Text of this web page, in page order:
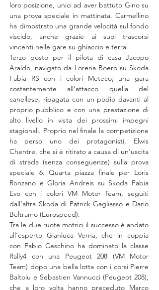
loro posizione, unici ad aver battuto Gino su
una prova speciale in mattinata. Carmellino
ha dimostrato una grande velocità sul fondo
viscido, anche grazie ai suoi trascorsi
vincenti nelle gare su ghiaccio e terra.
Terzo posto per il pilota di casa Jacopo
Araldo, navigato da Lorena Boero su Skoda
Fabia RS con i colori Meteco; una gara
costantemente all’attacco quella del
canellese, ripagata con un podio davanti al
proprio pubblico e con una prestazione di
alto livello in vista dei prossimi impegni
stagionali. Proprio nel finale la competizione
ha perso uno dei protagonisti, Elwis
Chentre, che si è ritirato a causa di un’uscita
di strada (senza conseguenze) sulla prova
speciale 6. Quarta piazza finale per Loris
Ronzano e Gloria Andreis su Skoda Fabia
Evo con i colori VM Motor Team, seguiti
dall’altra Skoda di Patrick Gagliasso e Dario
Beltramo (Eurospeed).
Tra le due ruote motrici il successo è andato
all’esperto Gianluca Verna, che in coppia
con Fabio Ceschino ha dominato la classe
Rally4 con una Peugeot 208 (VM Motor
Team) dopo una bella lotta con i corsi Pierre
Baltolu e Sebastien Vannucci (Peugeot 208),
che a loro volta hanno preceduto Marco